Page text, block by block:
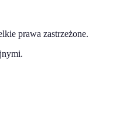
prawa zastrzeżone.